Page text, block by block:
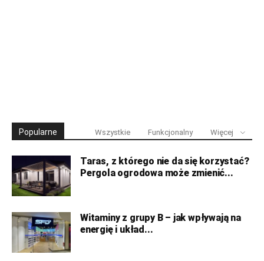
Popularne Wszystkie Funkcjonalny Więcej
Taras, z którego nie da się korzystać?
Pergola ogrodowa może zmienić...
Witaminy z grupy B – jak wpływają na
energię i układ...